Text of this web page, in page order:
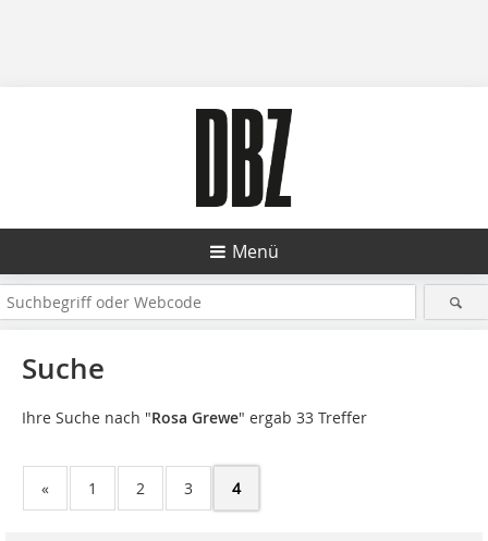
Menü
Suche
Ihre Suche nach "Rosa Grewe" ergab 33 Treffer
« 1 2 3 4